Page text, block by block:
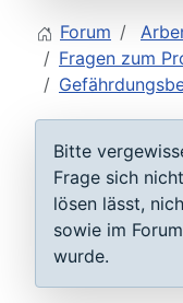
Forum
Fragen zum
Bitte
Frage sich
lösen lässt,
sowie im
wurde.